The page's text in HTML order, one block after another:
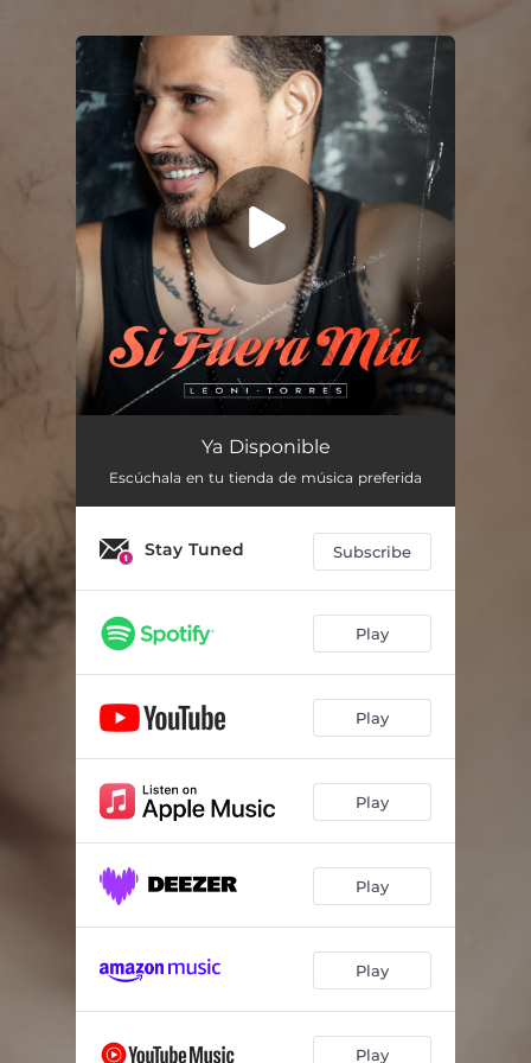
You're all set!
Ya Disponible
Escúchala en tu tienda de música preferida
Stay Tuned Subscribe
Play
Play
Play
Play
Play
Play